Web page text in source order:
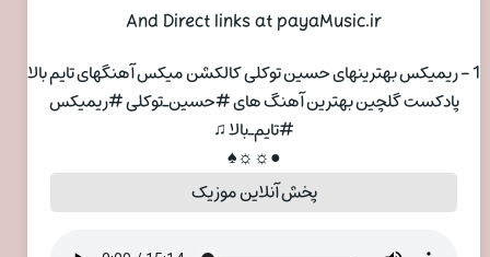
And Direct links at payaMusic.ir
1 - ریمیکس بهترینهای حسین توکلی کالکشن میکس آهنگهای تایم بالا
پادکست گلچین بهترین آهنگ های #حسین_توکلی #ریمیکس
#تایم_بالا ♫
●☼☼♠
پخش آنلاین موزیک